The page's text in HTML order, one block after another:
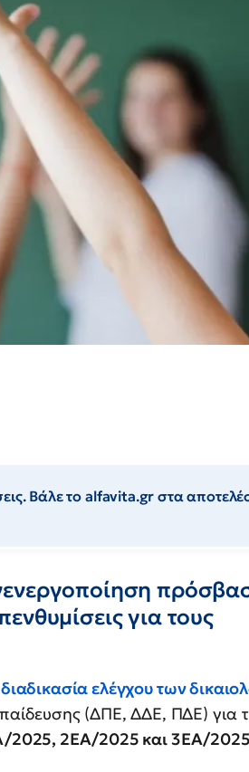
Βάλε το alfavita.gr στα
για τους
διαδικασία ελέγχου των
(ΔΠΕ, ΔΔΕ, ΠΔΕ) για
2025, 2ΕΑ/2025 και 3ΕΑ/2025